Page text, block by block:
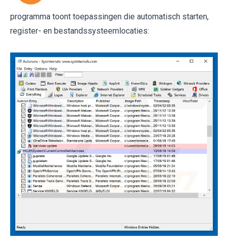
programma toont toepassingen die automatisch starten,
register- en bestandssysteemlocaties: